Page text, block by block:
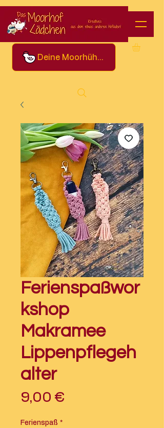
Deine Moorhühner
Ferienspaßwor
kshop
Makramee
Lippenpflegeh
alter
9,00 €
Ferienspaß *